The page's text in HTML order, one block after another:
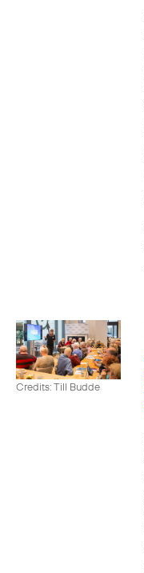
Credits: Till Budde